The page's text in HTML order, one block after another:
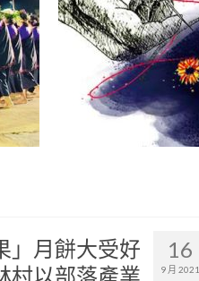
16
9 月 2021
」月餅大受好
村以部落產業